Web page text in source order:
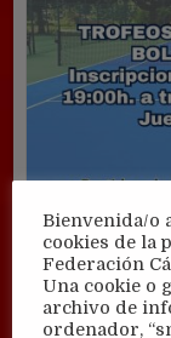
Open de
Bienvenida/o
cookies de la
Federación
Una cookie o
archivo de
ordenador,